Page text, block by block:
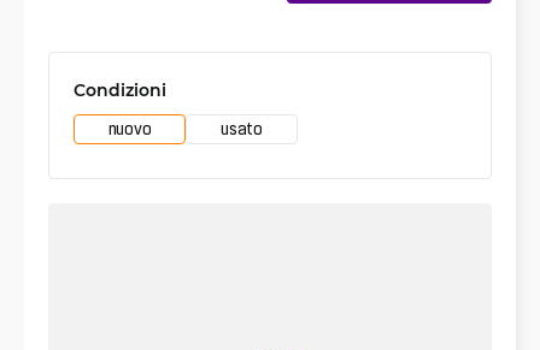
Condizioni
nuovo usato